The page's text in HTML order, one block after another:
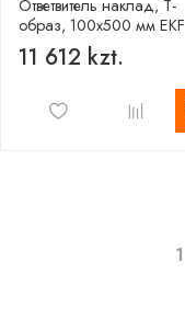
Ответвитель наклад, Т-
образ, 100х500 мм EKF
11 612 kzt.
1